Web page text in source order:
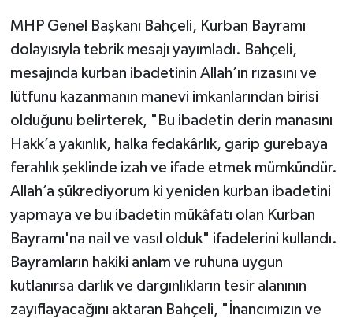
MHP Genel Başkanı Bahçeli, Kurban Bayramı
dolayısıyla tebrik mesajı yayımladı. Bahçeli,
mesajında kurban ibadetinin Allah’ın rızasını ve
lütfunu kazanmanın manevi imkanlarından birisi
olduğunu belirterek, "Bu ibadetin derin manasını
Hakk’a yakınlık, halka fedakârlık, garip gurebaya
ferahlık şeklinde izah ve ifade etmek mümkündür.
Allah’a şükrediyorum ki yeniden kurban ibadetini
yapmaya ve bu ibadetin mükâfatı olan Kurban
Bayramı'na nail ve vasıl olduk" ifadelerini kullandı.
Bayramların hakiki anlam ve ruhuna uygun
kutlanırsa darlık ve dargınlıkların tesir alanının
zayıflayacağını aktaran Bahçeli, "İnancımızın ve